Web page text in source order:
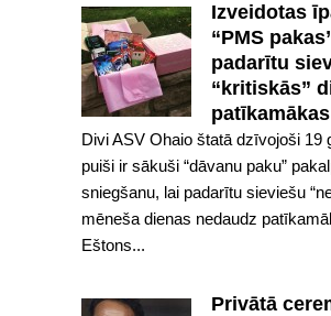
Izveidotas
“PMS
padarītu
“kritiskās”
patīkamākas
Divi ASV Ohaio štatā dzīvojoši 19
puiši ir sākuši “dāvanu paku”
sniegšanu, lai padarītu sieviešu
mēneša dienas nedaudz
Eštons...
Privātā